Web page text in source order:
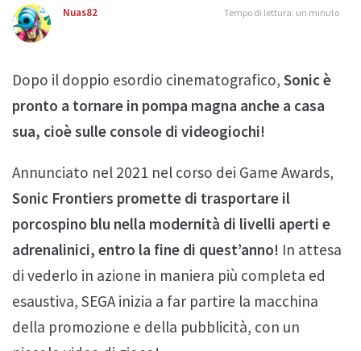
Nuas82 Tempo di lettura: un minuto
Dopo il doppio esordio cinematografico, Sonic è
pronto a tornare in pompa magna anche a casa
sua, cioè sulle console di videogiochi!
Annunciato nel 2021 nel corso dei Game Awards,
Sonic Frontiers promette di trasportare il
porcospino blu nella modernità di livelli aperti e
adrenalinici, entro la fine di quest’anno! In attesa
di vederlo in azione in maniera più completa ed
esaustiva, SEGA inizia a far partire la macchina
della promozione e della pubblicità, con un